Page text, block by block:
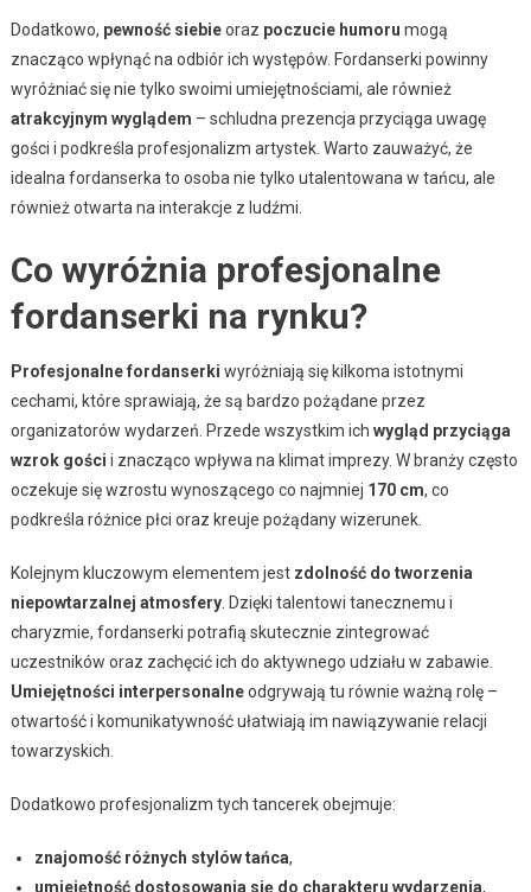
Dodatkowo, pewność siebieoraz poczucie humoru mogą
znacząco wpłynąć na odbiór ich występów. Fordanserki powinny
wyróżniać się nie tylko swoimi umiejętnościami, ale również
atrakcyjnym wyglądem – schludna prezencja przyciąga uwagę
gości i podkreśla profesjonalizm artystek. Warto zauważyć, że
idealna fordanserka to osoba nie tylko utalentowana w tańcu, ale
również otwarta na interakcje z ludźmi.
Co wyróżnia profesjonalne
fordanserki na rynku?
Profesjonalne fordanserki wyróżniają się kilkoma istotnymi
cechami, które sprawiają, że są bardzo pożądane przez
organizatorów wydarzeń. Przede wszystkim ich wygląd przyciąga
wzrok gości i znacząco wpływa na klimat imprezy. W branży często
oczekuje się wzrostu wynoszącego co najmniej 170 cm, co
podkreśla różnice płci oraz kreuje pożądany wizerunek.
Kolejnym kluczowym elementem jest zdolność do tworzenia
niepowtarzalnej atmosfery. Dzięki talentowi tanecznemu i
charyzmie, fordanserki potrafią skutecznie zintegrować
uczestników oraz zachęcić ich do aktywnego udziału w zabawie.
Umiejętności interpersonalneodgrywają tu równie ważną rolę –
otwartość i komunikatywność ułatwiają im nawiązywanie relacji
towarzyskich.
Dodatkowo profesjonalizm tych tancerek obejmuje:
znajomość różnych stylów tańca,
umiejętność dostosowania się do charakteru wydarzenia,